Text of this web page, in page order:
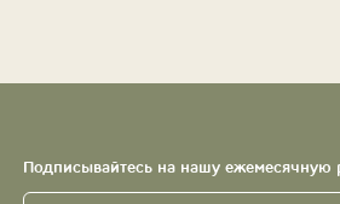
Подписывайтесь на нашу ежемесячную